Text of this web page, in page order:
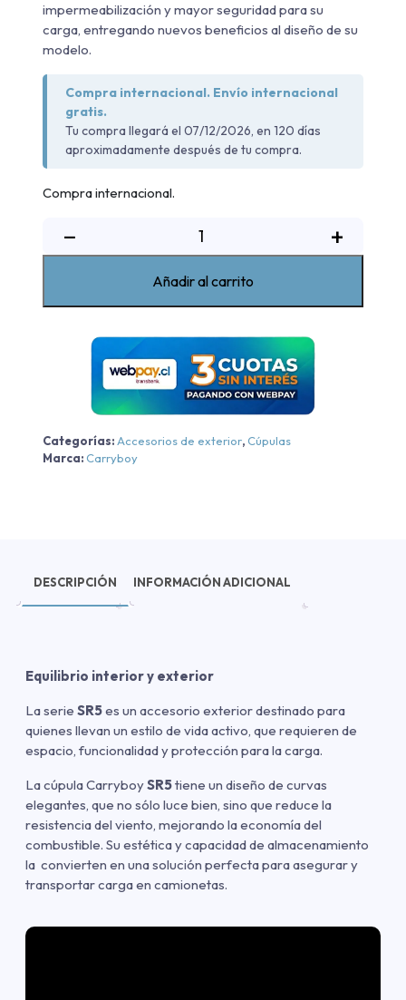
impermeabilización y mayor seguridad para su
carga, entregando nuevos beneficios al diseño de su
modelo.
Compra internacional. Envío internacional
gratis.
Tu compra llegará el 07/12/2026, en 120 días
aproximadamente después de tu compra.
Compra internacional.
−
SR5
Volkswagen
2025
cantidad
+
Añadir al carrito
Categorías: Accesorios de exterior,Cúpulas
Marca:Carryboy
DESCRIPCIÓN INFORMACIÓN ADICIONAL
Equilibrio interior y exterior
La serie SR5es un accesorio exterior destinado para
quienes llevan un estilo de vida activo, que requieren de
espacio, funcionalidad y protección para la carga.
La cúpula CarryboySR5tiene un diseño de curvas
elegantes, que no sólo luce bien, sino que reduce la
resistencia del viento, mejorando la economía del
combustible. Su estética y capacidad de almacenamiento
la convierten en una solución perfecta para asegurar y
transportar carga en camionetas.